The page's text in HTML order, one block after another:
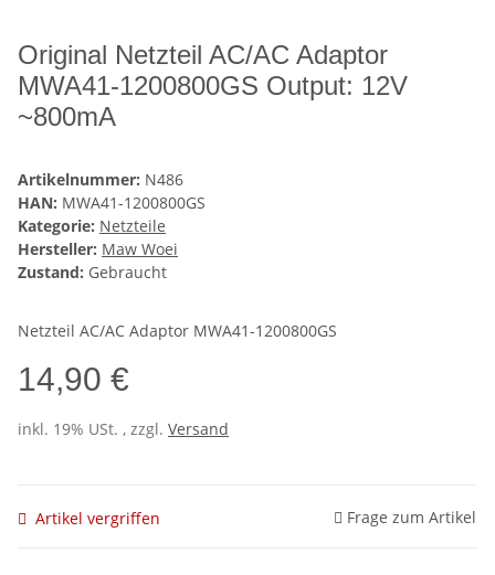
Original Netzteil AC/AC Adaptor
MWA41-1200800GS Output: 12V
~800mA
Artikelnummer: N486
HAN: MWA41-1200800GS
Kategorie: Netzteile
Hersteller: Maw Woei
Zustand: Gebraucht
Netzteil AC/AC Adaptor MWA41-1200800GS
14,90 €
inkl. 19% USt. , zzgl. Versand
Artikel vergriffen Frage zum Artikel